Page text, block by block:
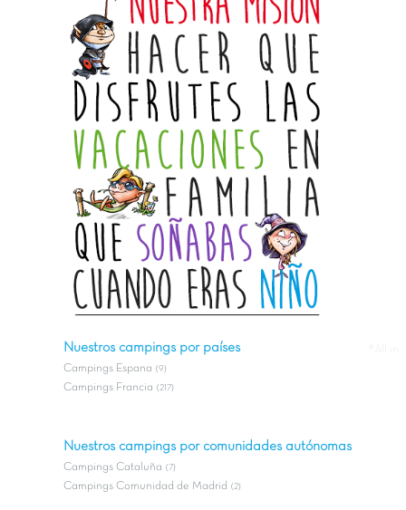
Nuestros campings por países
Campings Espana (9)
Campings Francia (217)
Nuestros campings por comunidades autónomas
Campings Cataluña (7)
Campings Comunidad de Madrid (2)